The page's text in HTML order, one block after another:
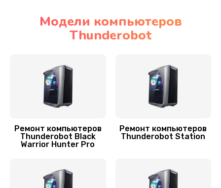
Замена видеоадаптера (видеокарты)
Замена блока питания
Заказать
Замена HDD (замена жёсткого диска)
Модели компьютеров
Thunderobot
Ремонт компьютеров
Thunderobot Black
Warrior Hunter Pro
Ремонт компьютеров
Thunderobot Station